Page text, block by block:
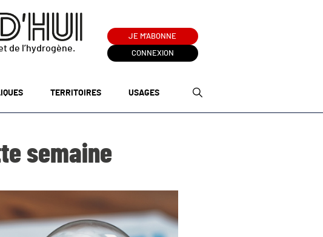
de l’hydrogène.
JE M'ABONNE
CONNEXION
TERRITOIRES USAGES
semaine